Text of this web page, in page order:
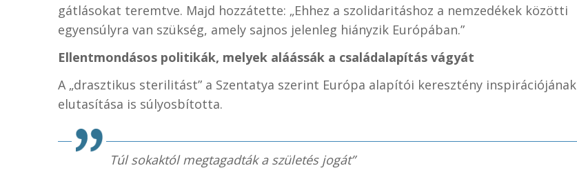
gátlásokat teremtve. Majd hozzátette: „Ehhez a szolidaritáshoz a nemzedékek közötti
egyensúlyra van szükség, amely sajnos jelenleg hiányzik Európában.”
Ellentmondásos politikák, melyek aláássák a családalapítás vágyát
A „drasztikus sterilitást” a Szentatya szerint Európa alapítói keresztény inspirációjának
elutasítása is súlyosbította.
Túl sokaktól megtagadták a születés jogát”